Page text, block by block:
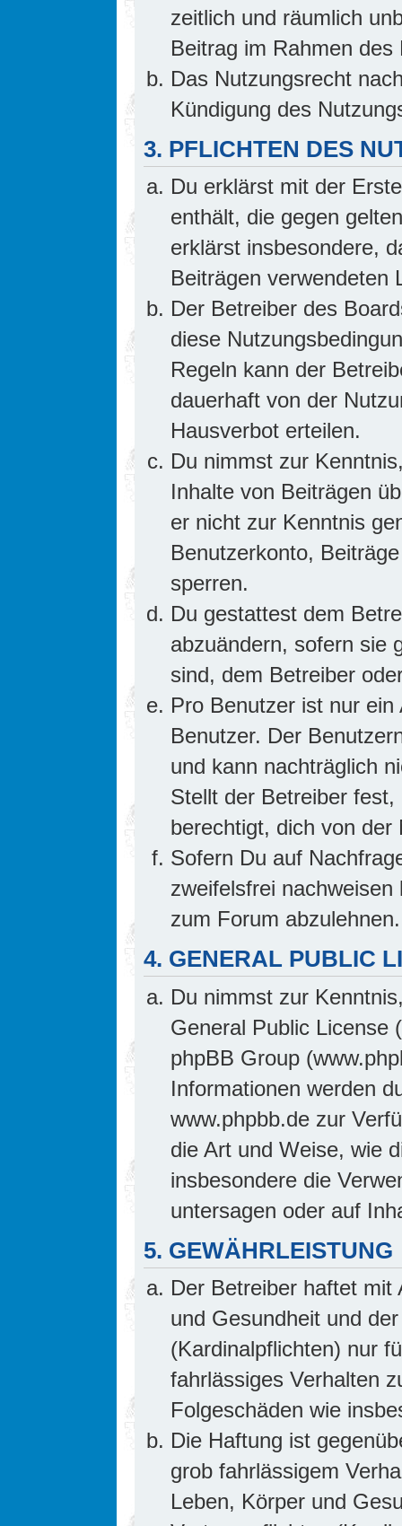
zeitlich und räumlich
Beitrag im Rahmen
Das Nutzungsrecht
Kündigung des
3. PFLICHTEN DES
Du erklärst mit der
enthält, die gegen
erklärst insbesondere,
Beiträgen verwendeten
Der Betreiber des
diese
Regeln kann der
dauerhaft von der
Hausverbot erteilen.
Du nimmst zur
Inhalte von Beiträgen
er nicht zur Kenntnis
Benutzerkonto,
sperren.
Du gestattest dem
abzuändern, sofern sie
sind, dem Betreiber
Pro Benutzer ist nur
Benutzer. Der
und kann nachträglich
Stellt der Betreiber
berechtigt, dich von
Sofern Du auf
zweifelsfrei
zum Forum abzulehnen.
4. GENERAL PUBLIC
Du nimmst zur
General Public License
phpBB Group
Informationen werden
www.phpbb.de zur
die Art und Weise, wie
insbesondere die
untersagen oder auf
5. GEWÄHRLEISTUNG
Der Betreiber haftet mit
und Gesundheit und
(Kardinalpflichten) nur
fahrlässiges Verhalten
Folgeschäden wie
Die Haftung ist
grob fahrlässigem
Leben, Körper und